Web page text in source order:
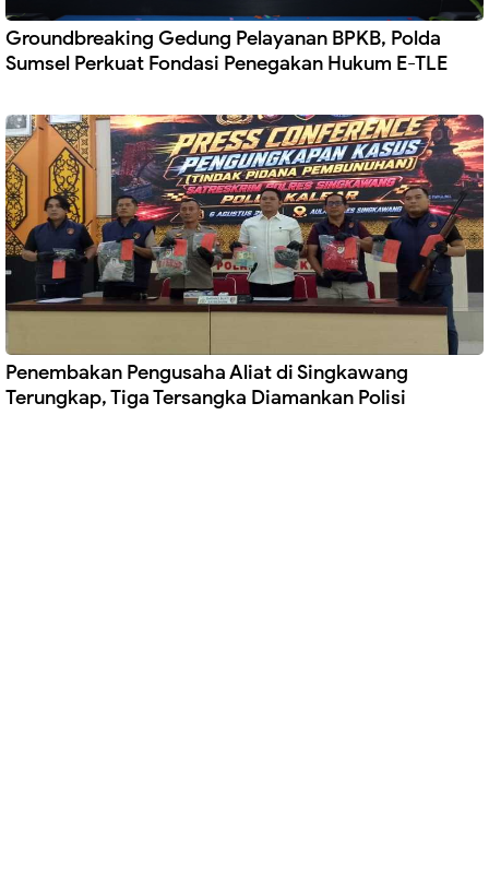
Groundbreaking Gedung Pelayanan BPKB, Polda
Sumsel Perkuat Fondasi Penegakan Hukum E-TLE
Penembakan Pengusaha Aliat di Singkawang
Terungkap, Tiga Tersangka Diamankan Polisi